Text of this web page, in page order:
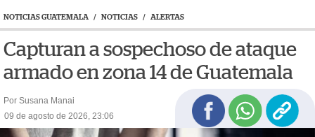
NOTICIAS GUATEMALA / NOTICIAS / ALERTAS
Capturan a sospechoso de ataque
armado en zona 14 de Guatemala
Por Susana Manai
09 de agosto de 2026, 23:06